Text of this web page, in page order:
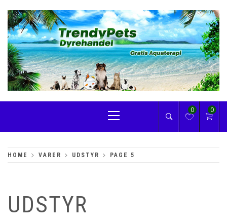
content
TRENDYPETS
Menu
0 0
HOME VARER UDSTYR PAGE 5
UDSTYR